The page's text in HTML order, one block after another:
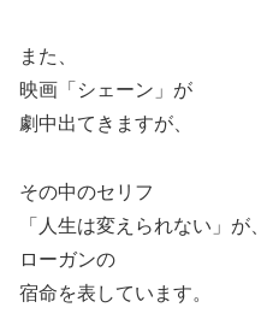
また、
映画「シェーン」が
劇中出てきますが、
その中のセリフ
「人生は変えられない」が、
ローガンの
宿命を表しています。